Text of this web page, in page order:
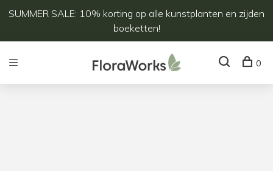
SUMMER SALE: 10% korting op alle kunstplanten en zijden
boeketten!
0